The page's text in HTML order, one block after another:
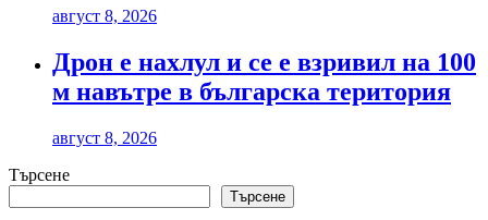
август 8, 2026
Дрон е нахлул и се е взривил на 100
м навътре в българска територия
август 8, 2026
Търсене
Търсене